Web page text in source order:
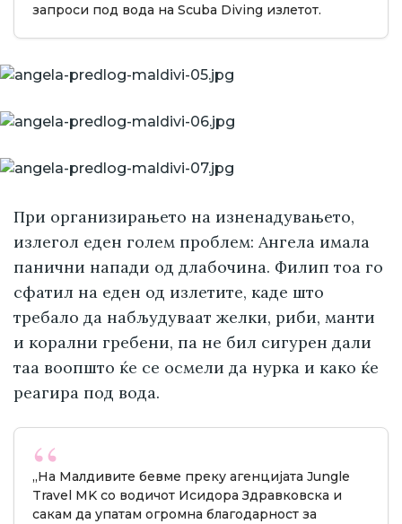
запроси под вода на Scuba Diving излетот.
При организирањето на изненадувањето,
излегол еден голем проблем: Ангела имала
панични напади од длабочина. Филип тоа го
сфатил на еден од излетите, каде што
требало да набљудуваат желки, риби, манти
и корални гребени, па не бил сигурен дали
таа воопшто ќе се осмели да нурка и како ќе
реагира под вода.
„На Малдивите бевме преку агенцијата Jungle
Travel MK со водичот Исидора Здравковска и
сакам да упатам огромна благодарност за